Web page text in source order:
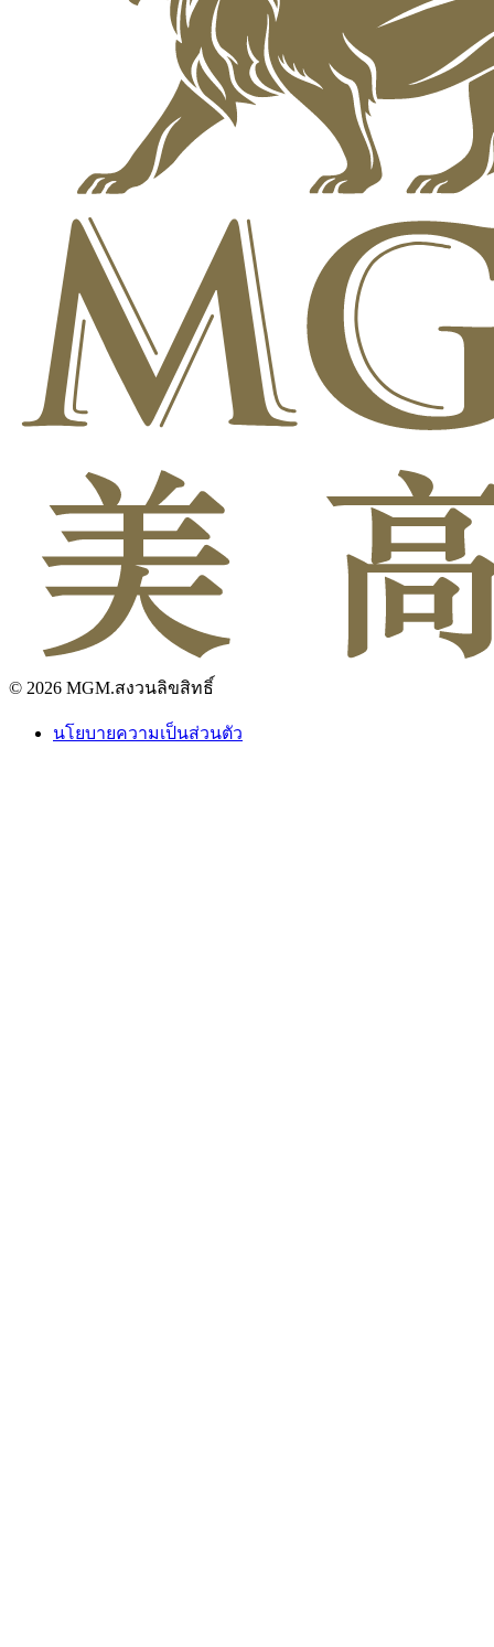
© 2026 MGM.สงวนลิขสิทธิ์
นโยบายความเป็นส่วนตัว